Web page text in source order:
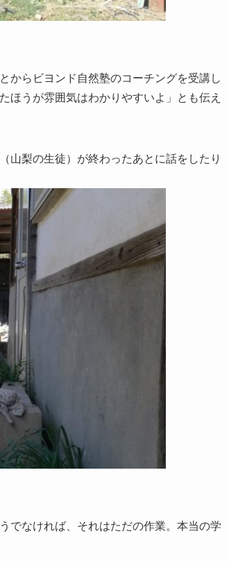
からビヨンド自然塾のコーチングを受講し
ほうが雰囲気はわかりやすいよ」とも伝え
山梨の生徒）が終わったあとに話をしたり
でなければ、それはただの作業。本当の学